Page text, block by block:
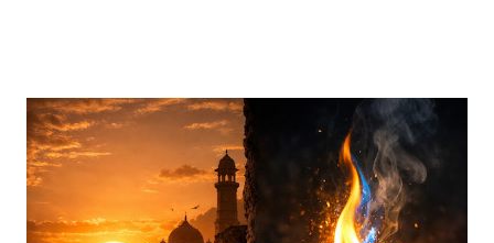
Explore our Best Hindi Poetry Collection for more Veer
Ras Kavitayein. तलवार, धनुष और पैदल सैनिक कुरुक्षेत्र में खड़े हुए, रक्त
पिपासु महारथी इक दूजे सम्मुख अड़े हुए | कई लाख सेना के सम्मुख पांडव पाँच बिचारे
थे, एक तरफ थे योद्धा सब, एक तरफ समय के मारे थे | महा-समर की प्रतिक्षा में सारे